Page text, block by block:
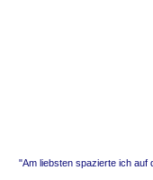
"Am liebsten spazierte ich auf